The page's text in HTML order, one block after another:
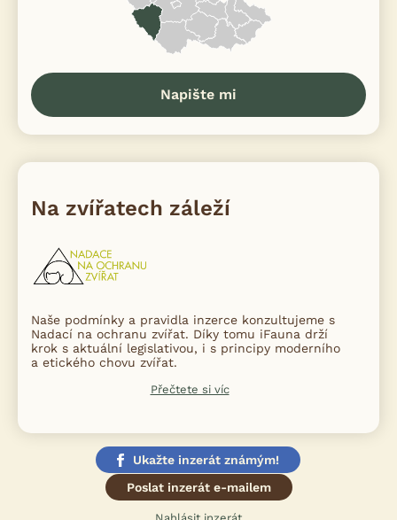
Napište mi
Na zvířatech záleží
Naše podmínky a pravidla inzerce konzultujeme s
Nadací na ochranu zvířat. Díky tomu iFauna drží
krok s aktuální legislativou, i s principy moderního
a etického chovu zvířat.
Přečtete si víc
Ukažte inzerát známým!
Poslat inzerát e-mailem